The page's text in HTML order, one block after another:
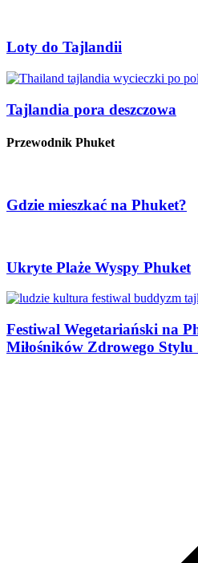
Loty do Tajlandii
Tajlandia pora deszczowa
Przewodnik Phuket
Gdzie mieszkać na Phuket?
Ukryte Plaże Wyspy Phuket
Festiwal Wegetariański na
Miłośników Zdrowego Stylu